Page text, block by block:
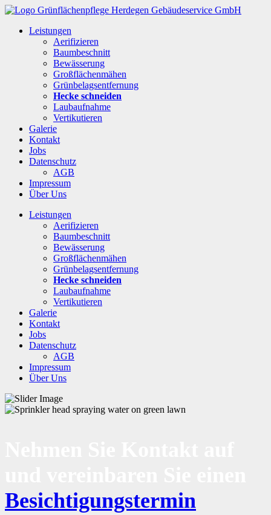
Leistungen
Aerifizieren
Baumbeschnitt
Bewässerung
Großflächenmähen
Grünbelagsentfernung
Hecke schneiden
Laubaufnahme
Vertikutieren
Galerie
Kontakt
Jobs
Datenschutz
AGB
Impressum
Über Uns
Leistungen
Aerifizieren
Baumbeschnitt
Bewässerung
Großflächenmähen
Grünbelagsentfernung
Hecke schneiden
Laubaufnahme
Vertikutieren
Galerie
Kontakt
Jobs
Datenschutz
AGB
Impressum
Über Uns
Besichtigungstermin